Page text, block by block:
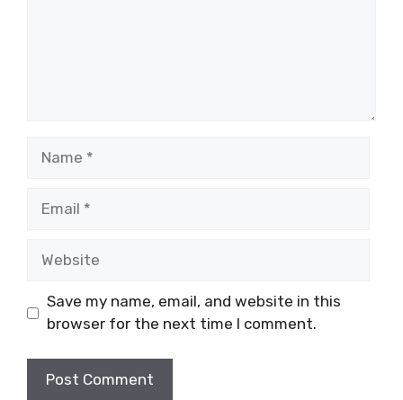
Save my name, email, and website in this
browser for the next time I comment.